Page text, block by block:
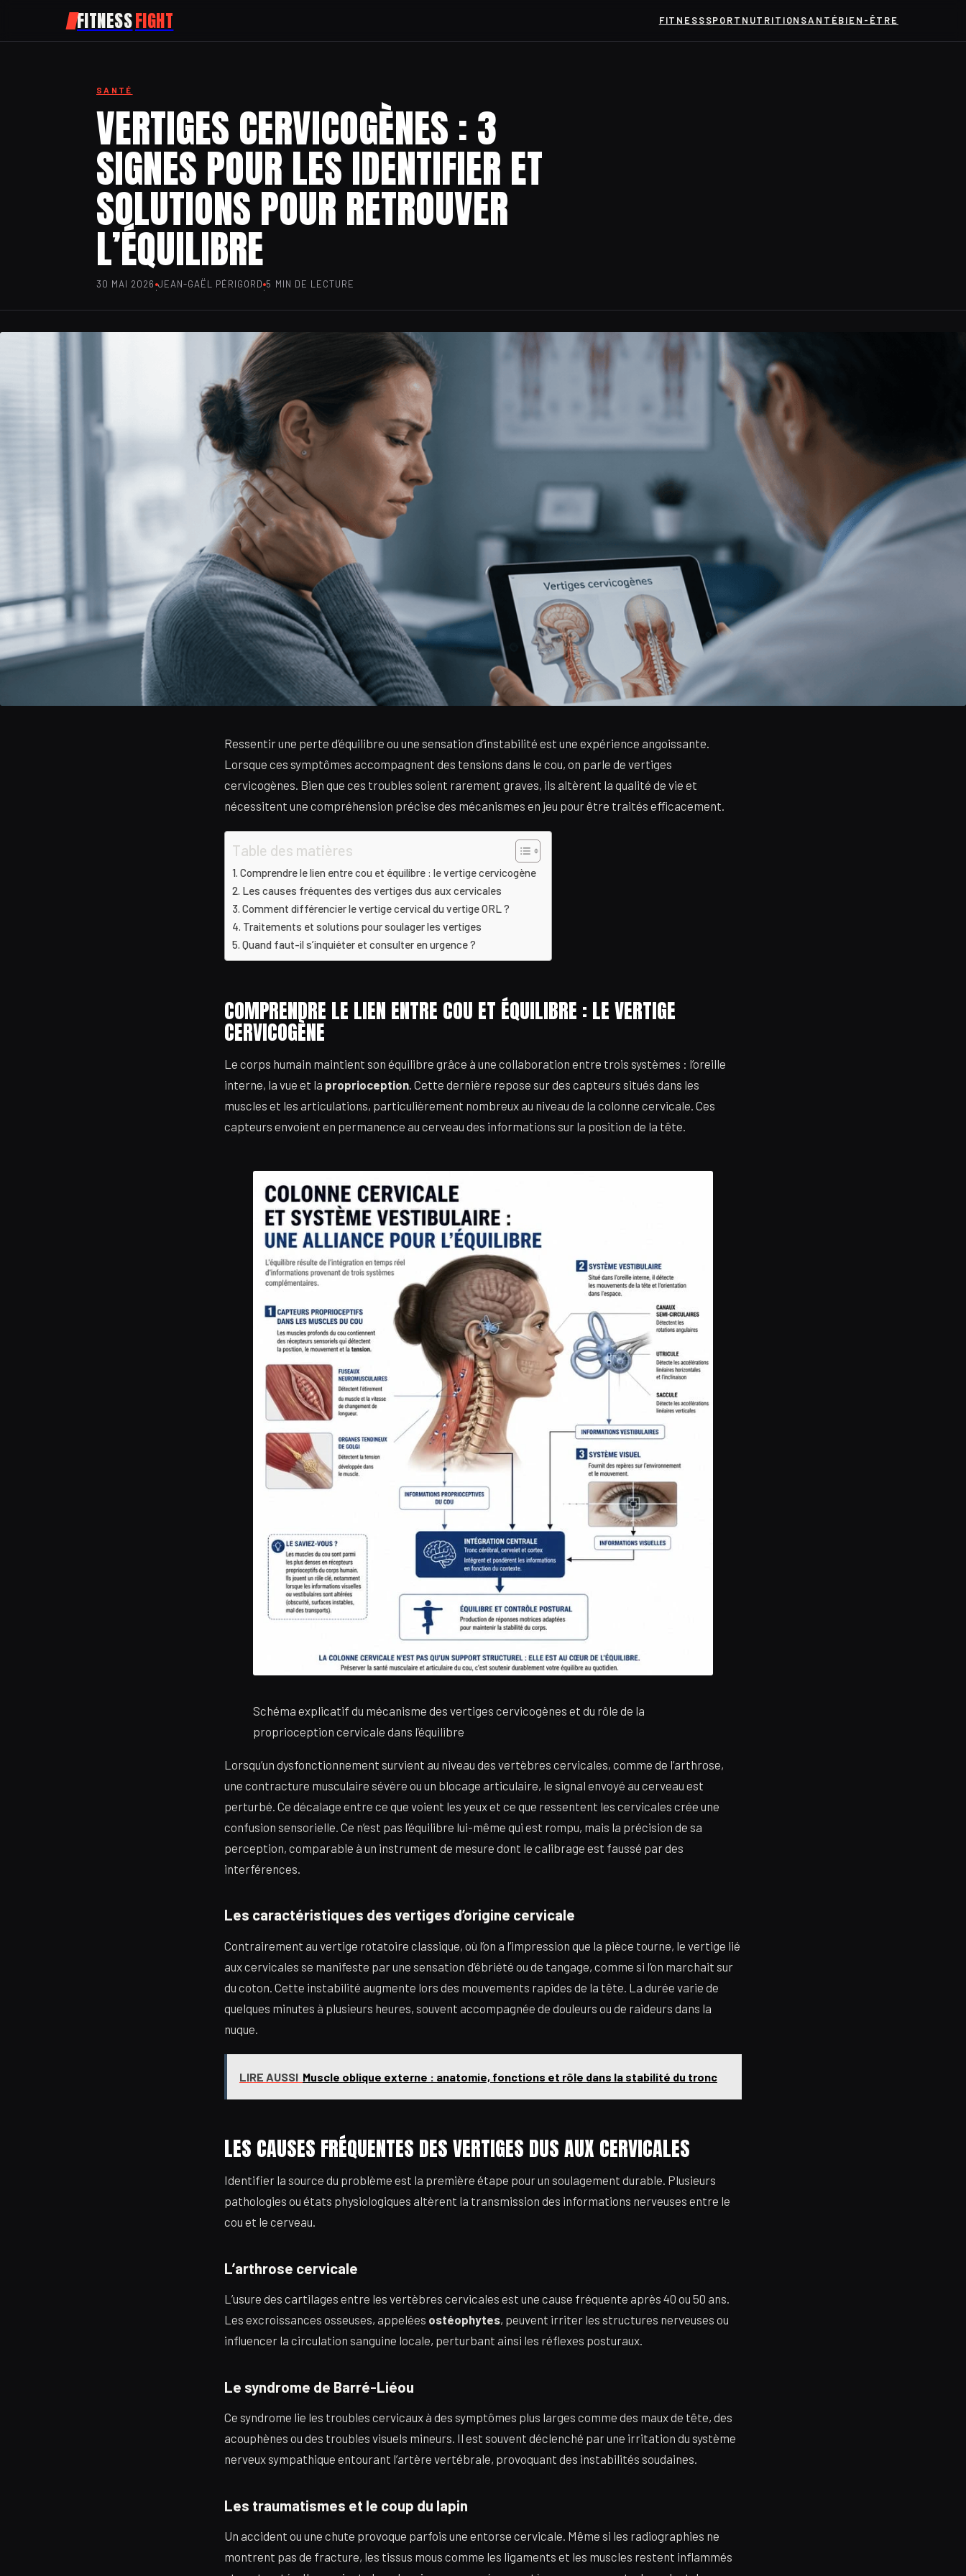
FITNESSFIGHT FITNESSSPORT NUTRITION SANTÉBIEN-ÊTRE
SANTÉ
VERTIGES CERVICOGÈNES : 3
SIGNES POUR LES IDENTIFIER ET
SOLUTIONS POUR RETROUVER
L’ÉQUILIBRE
30 MAI 2026·JEAN-GAËL PÉRIGORD·5 MIN DE LECTURE
Ressentir une perte d’équilibre ou une sensation d’instabilité est une expérience angoissante.
Lorsque ces symptômes accompagnent des tensions dans le cou, on parle de vertiges
cervicogènes. Bien que ces troubles soient rarement graves, ils altèrent la qualité de vie et
nécessitent une compréhension précise des mécanismes en jeu pour être traités efficacement.
Table des matières
Comprendre le lien entre cou et équilibre : le vertige cervicogène
Les causes fréquentes des vertiges dus aux cervicales
Comment différencier le vertige cervical du vertige ORL ?
Traitements et solutions pour soulager les vertiges
Quand faut-il s’inquiéter et consulter en urgence ?
COMPRENDRE LE LIEN ENTRE COU ET ÉQUILIBRE : LE VERTIGE
CERVICOGÈNE
Le corps humain maintient son équilibre grâce à une collaboration entre trois systèmes : l’oreille
interne, la vue et la proprioception . Cette dernière repose sur des capteurs situés dans les
muscles et les articulations, particulièrement nombreux au niveau de la colonne cervicale. Ces
capteurs envoient en permanence au cerveau des informations sur la position de la tête.
Schéma explicatif du mécanisme des vertiges cervicogènes et du rôle de la
proprioception cervicale dans l’équilibre
Lorsqu’un dysfonctionnement survient au niveau des vertèbres cervicales, comme de l’arthrose,
une contracture musculaire sévère ou un blocage articulaire, le signal envoyé au cerveau est
perturbé. Ce décalage entre ce que voient les yeux et ce que ressentent les cervicales crée une
confusion sensorielle. Ce n’est pas l’équilibre lui-même qui est rompu, mais la précision de sa
perception, comparable à un instrument de mesure dont le calibrage est faussé par des
interférences.
Les caractéristiques des vertiges d’origine cervicale
Contrairement au vertige rotatoire classique, où l’on a l’impression que la pièce tourne, le vertige lié
aux cervicales se manifeste par une sensation d’ébriété ou de tangage, comme si l’on marchait sur
du coton. Cette instabilité augmente lors des mouvements rapides de la tête. La durée varie de
quelques minutes à plusieurs heures, souvent accompagnée de douleurs ou de raideurs dans la
nuque.
LIRE AUSSI Muscle oblique externe : anatomie, fonctions et rôle dans la stabilité du tronc
LES CAUSES FRÉQUENTES DES VERTIGES DUS AUX CERVICALES
Identifier la source du problème est la première étape pour un soulagement durable. Plusieurs
pathologies ou états physiologiques altèrent la transmission des informations nerveuses entre le
cou et le cerveau.
L’arthrose cervicale
L’usure des cartilages entre les vertèbres cervicales est une cause fréquente après 40 ou 50 ans.
Les excroissances osseuses, appelées ostéophytes, peuvent irriter les structures nerveuses ou
influencer la circulation sanguine locale, perturbant ainsi les réflexes posturaux.
Le syndrome de Barré-Liéou
Ce syndrome lie les troubles cervicaux à des symptômes plus larges comme des maux de tête, des
acouphènes ou des troubles visuels mineurs. Il est souvent déclenché par une irritation du système
nerveux sympathique entourant l’artère vertébrale, provoquant des instabilités soudaines.
Les traumatismes et le coup du lapin
Un accident ou une chute provoque parfois une entorse cervicale. Même si les radiographies ne
montrent pas de fracture, les tissus mous comme les ligaments et les muscles restent inflammés